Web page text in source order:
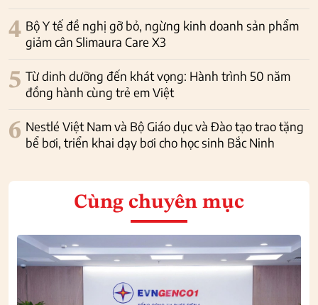
4 Bộ Y tế đề nghị gỡ bỏ, ngừng kinh doanh sản phẩm
giảm cân Slimaura Care X3
5 Từ dinh dưỡng đến khát vọng: Hành trình 50 năm
đồng hành cùng trẻ em Việt
6 Nestlé Việt Nam và Bộ Giáo dục và Đào tạo trao tặng
bể bơi, triển khai dạy bơi cho học sinh Bắc Ninh
Cùng chuyên mục